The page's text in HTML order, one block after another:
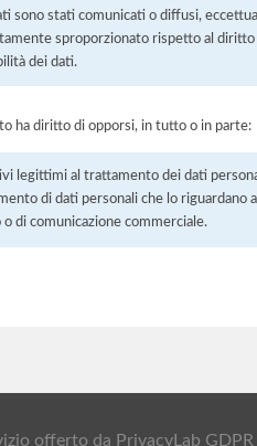
sono stati comunicati o diffusi,
sproporzionato rispetto al
dei dati.
ha diritto di opporsi, in tutto o in parte:
legittimi al trattamento dei dati
di dati personali che lo
o di comunicazione commerciale.
offerto da PrivacyLab GDPR